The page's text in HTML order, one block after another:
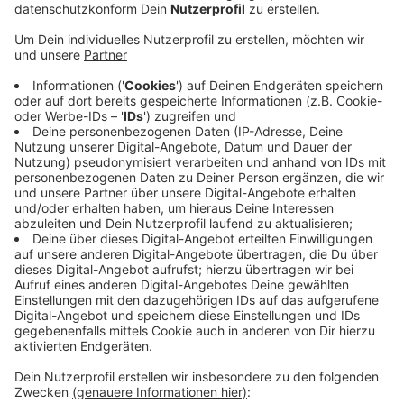
Nach Angaben der Fraktion geht es um den Wegfall
einer Personalstelle und um eine Kürzung des
Medienetats um 25 Prozent. SPD und Volt sprechen
von einer roten Linie. Die Fraktion warnt davor, dass
dadurch Bildung, Chancengleichheit und soziale
Teilhabe geschwächt würden. Besonders Kinder und
Jugendliche seien auf das Angebot der Bücherei
angewiesen. Auch die Idee, fehlendes Personal durch
Ehrenamt aufzufangen, lehnt die Fraktion ab.
Ehrenamtliche könnten die Arbeit ergänzen, aber kein
Fachpersonal ersetzen. SPD und Volt wollen nach
eigenen Angaben im Rat weiter gegen die Kürzungen
vorgehen.
Anzeige